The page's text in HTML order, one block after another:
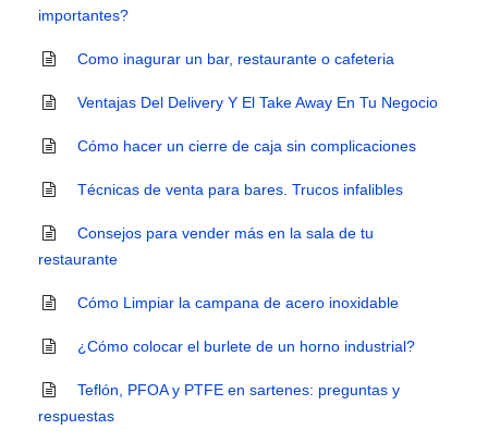
importantes?
Como inagurar un bar, restaurante o cafeteria
Ventajas Del Delivery Y El Take Away En Tu Negocio
Cómo hacer un cierre de caja sin complicaciones
Técnicas de venta para bares. Trucos infalibles
Consejos para vender más en la sala de tu
restaurante
Cómo Limpiar la campana de acero inoxidable
¿Cómo colocar el burlete de un horno industrial?
Teflón, PFOA y PTFE en sartenes: preguntas y
respuestas